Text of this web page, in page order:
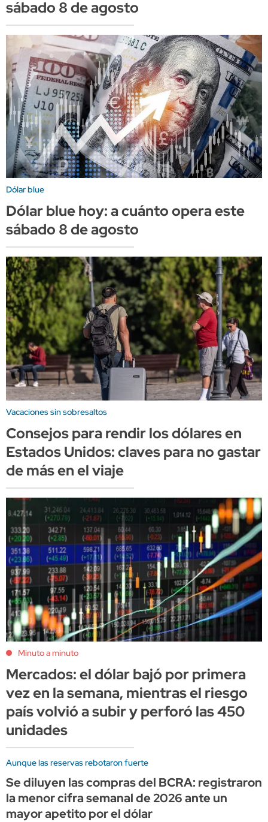
sábado 8 de agosto
Dólar blue
Dólar blue hoy: a cuánto opera este
sábado 8 de agosto
Vacaciones sin sobresaltos
Consejos para rendir los dólares en
Estados Unidos: claves para no gastar
de más en el viaje
Minuto a minuto
Mercados: el dólar bajó por primera
vez en la semana, mientras el riesgo
país volvió a subir y perforó las 450
unidades
Aunque las reservas rebotaron fuerte
Se diluyen las compras del BCRA: registraron
la menor cifra semanal de 2026 ante un
mayor apetito por el dólar